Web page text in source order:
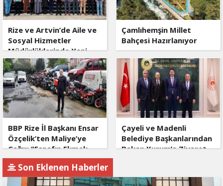
Rize ve Artvin’de Aile ve
Sosyal Hizmetler
Müdürlüklerinde Yeni
Dönem
Çamlıhemşin Millet
Bahçesi Hazırlanıyor
BBP Rize İl Başkanı Ensar
Özçelik’ten Maliye’ye
Çağrı: "Esnafın Ekmek
Teknesine Haciz Borcu
Ödetmez, Üretimi
Durdurur!"
Çayeli ve Madenli
Belediye Başkanlarından
Bakan Kurum’a Ziyaret
Son Eklenen Haberler